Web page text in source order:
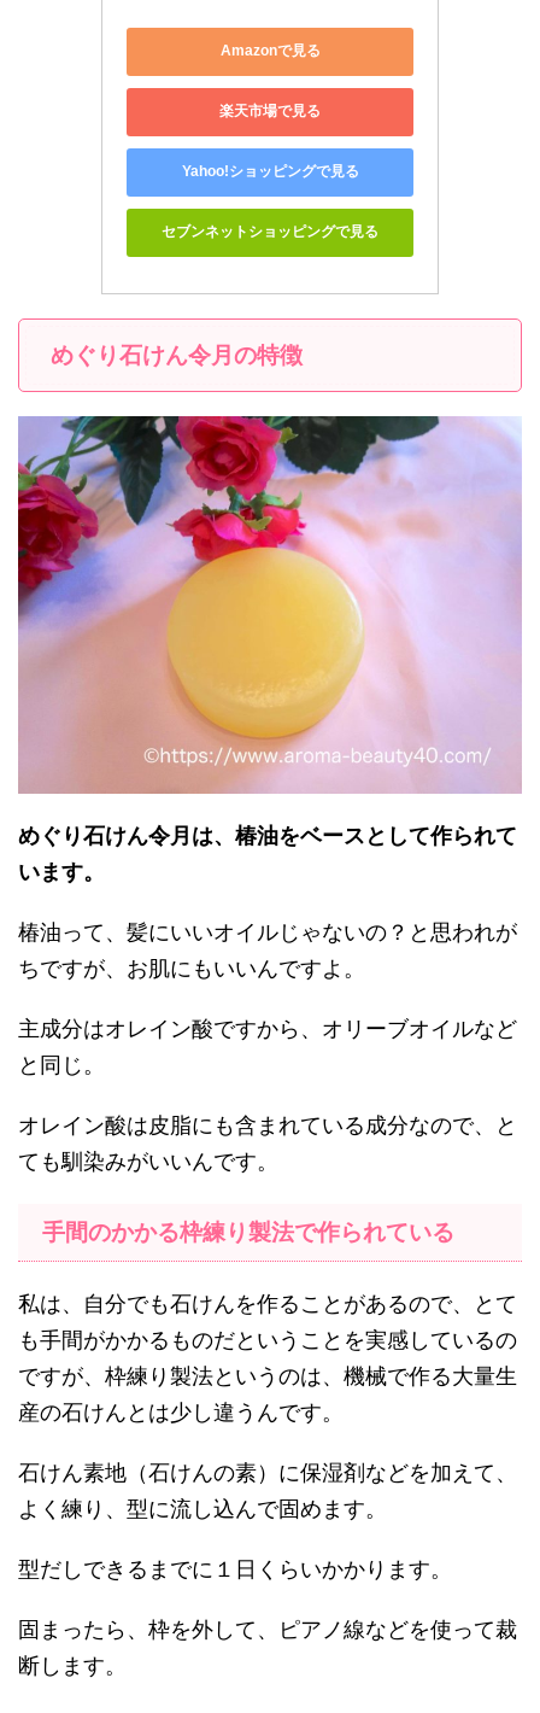
Amazonで見る
楽天市場で見る
Yahoo!ショッピングで見る
セブンネットショッピングで見る
めぐり石けん令月の特徴
めぐり石けん令月は、椿油をベースとして作られて
います。
椿油って、髪にいいオイルじゃないの？と思われが
ちですが、お肌にもいいんですよ。
主成分はオレイン酸ですから、オリーブオイルなど
と同じ。
オレイン酸は皮脂にも含まれている成分なので、と
ても馴染みがいいんです。
手間のかかる枠練り製法で作られている
私は、自分でも石けんを作ることがあるので、とて
も手間がかかるものだということを実感しているの
ですが、枠練り製法というのは、機械で作る大量生
産の石けんとは少し違うんです。
石けん素地（石けんの素）に保湿剤などを加えて、
よく練り、型に流し込んで固めます。
型だしできるまでに１日くらいかかります。
固まったら、枠を外して、ピアノ線などを使って裁
断します。